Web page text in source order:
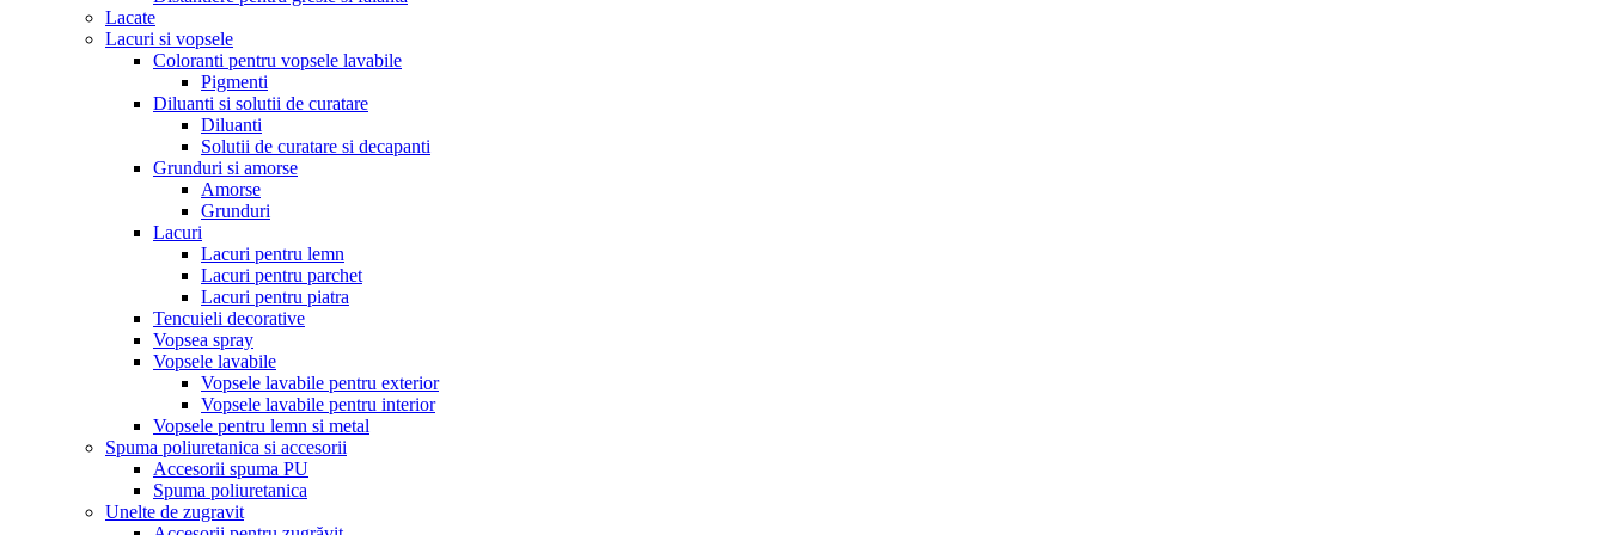
Lacate
Lacuri si vopsele
Coloranti pentru vopsele lavabile
Pigmenti
Diluanti si solutii de curatare
Diluanti
Solutii de curatare si decapanti
Grunduri si amorse
Amorse
Grunduri
Lacuri
Lacuri pentru lemn
Lacuri pentru parchet
Lacuri pentru piatra
Tencuieli decorative
Vopsea spray
Vopsele lavabile
Vopsele lavabile pentru exterior
Vopsele lavabile pentru interior
Vopsele pentru lemn si metal
Spuma poliuretanica si accesorii
Accesorii spuma PU
Spuma poliuretanica
Unelte de zugravit